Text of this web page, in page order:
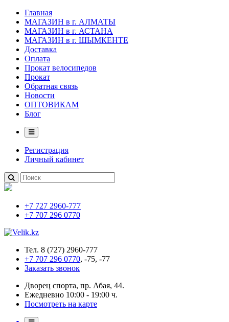
Главная
МАГАЗИН в г. АЛМАТЫ
МАГАЗИН в г. АСТАНА
МАГАЗИН в г. ШЫМКЕНТЕ
Доставка
Оплата
Прокат велосипедов
Прокат
Обратная связь
Новости
ОПТОВИКАМ
Блог
Регистрация
Личный кабинет
+7 727 2960-777
+7 707 296 0770
Тел. 8 (727) 2960-777
+7 707 296 0770, -75, -77
Заказать звонок
Дворец спорта, пр. Абая, 44.
Ежедневно 10:00 - 19:00 ч.
Посмотреть на карте